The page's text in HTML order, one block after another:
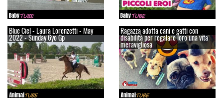
Blue Ciel - Laura Lorenzetti - May
2022 - Sunday 6yo Gp
Ragazza adotta cani e gatti con
disabilità per regalare loro una vita
meravigliosa